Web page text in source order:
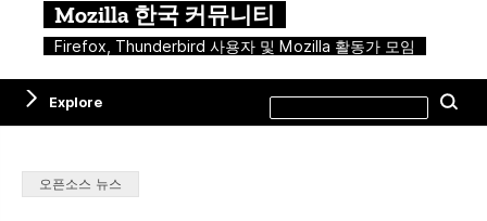
Mozilla 한국 커뮤니티
Firefox, Thunderbird 사용자 및 Mozilla 활동가 모임
Explore
this
site
Categories:
오픈소스 뉴스